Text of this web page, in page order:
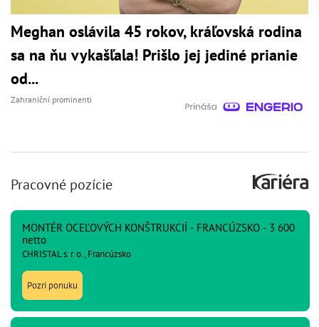
Meghan oslávila 45 rokov, kráľovská rodina
sa na ňu vykašľala! Prišlo jej jediné prianie
od...
Zahraniční prominenti
Pracovné pozície
MONTÉR OCEĽOVÝCH KONŠTRUKCIÍ - FRANCÚZSKO - 3 600
netto
CHRISTAL s. r. o., Francúzsko
Pozri ponuku